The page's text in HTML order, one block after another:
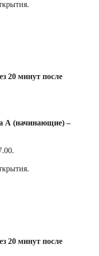
20 минут после
А (начинающие) –
20 минут после